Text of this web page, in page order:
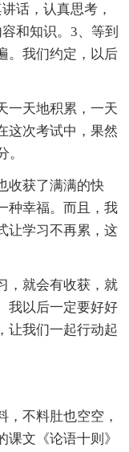
话，认真思考，
和知识。3、等到
。我们约定，以后
天地积累，一天
这次考试中，果然
获了满满的快
种幸福。而且，我
让学习不再累，这
就会有收获，就
我以后一定要好好
让我们一起行动起
不料肚也空空，
文《论语十则》